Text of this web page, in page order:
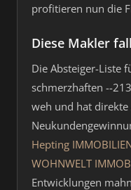
profitieren nun die
Diese Makler
Die Absteiger-Liste
schmerzhaften --
weh und hat
Hepting
WOHNWELT
Entwicklungen